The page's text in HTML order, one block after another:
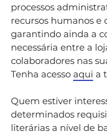
processos
recursos humanos e
garantindo ainda a
necessária entre a
colaboradores nas
Tenha acesso aqui a
Quem estiver
determinados
literárias a nível de